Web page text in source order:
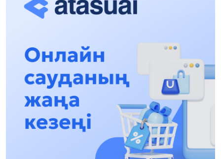
13:13, 30 Шілде 2026
Асхат Асылбеков: Күшті билікке күшті
тұлғалар керек!
12:01, 28 Шілде 2026
Абзал Достияр: Думан Мұхаметкәрімді
Алматы түрмесіне ауыстыруы мүмкін